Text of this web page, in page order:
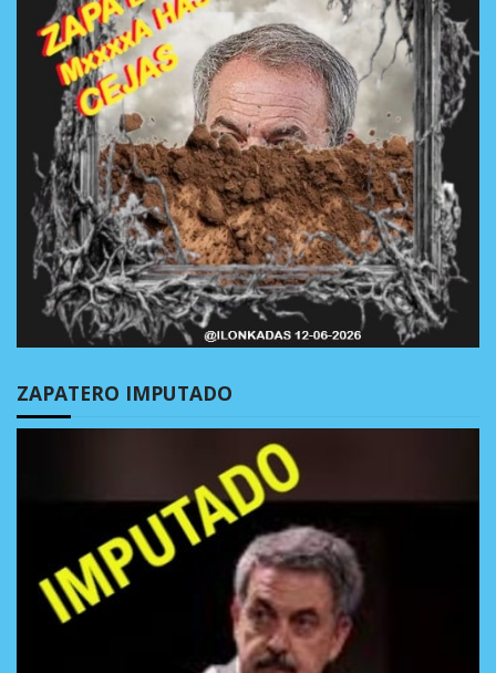
ZAPATERO IMPUTADO